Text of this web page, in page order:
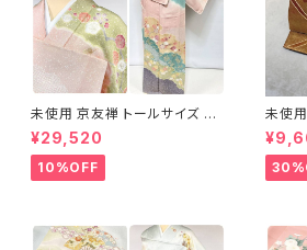
未使用 京友禅 トールサイズ 染
め分け 金彩 訪問着 袷 正絹 ピ
ンク 黄緑 紫 黄色 1438
¥29,520
10%OFF
未使
織 華
ド 赤